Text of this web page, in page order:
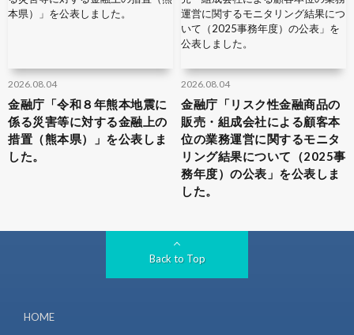
2026.08.04
金融庁「令和８年熊本地震に
係る災害等に対する金融上の
措置（熊本県）」を公表しま
した。
2026.08.04
金融庁「リスク性金融商品の
販売・組成会社による顧客本
位の業務運営に関するモニタ
リング結果について（2025事
務年度）の公表」を公表しま
した。
Back to Top
HOME